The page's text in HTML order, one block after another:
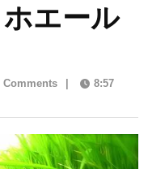
エール
Comments
8:57